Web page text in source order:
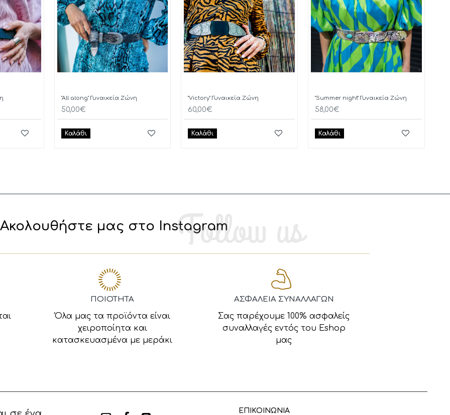
"All along" Γυναικεία Ζώνη
50,00€
Καλάθι
"Victory" Γυναικεία Ζώνη
60,00€
Καλάθι
"Summer night" Γυναικεία Ζώνη
58,00€
Καλάθι
Ακολουθήστε μας στο Instagram
ΠΟΙΟΤΗΤΑ
Όλα μας τα προϊόντα είναι
χειροποίητα και
κατασκευασμένα με μεράκι
ΑΣΦΑΛΕΙΑ ΣΥΝΑΛΛΑΓΩΝ
Σας παρέχουμε 100% ασφαλείς
συναλλαγές εντός του Eshop
μας
ΕΠΙΚΟΙΝΩΝΙΑ